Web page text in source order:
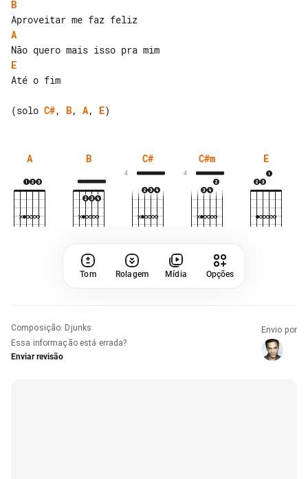
B
A
E
Até o fim
(solo C#, B, A, E
A B C#
4
C#m
4
E
Tom Rolagem Mídia Opções
Composição: Djunks
Essa informação está errada?
Enviar revisão
Envio por